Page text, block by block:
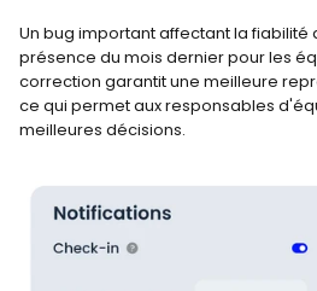
Un bug important affectant la
présence du mois dernier pour les
correction garantit une meilleure
ce qui permet aux responsables
meilleures décisions.